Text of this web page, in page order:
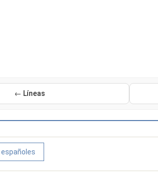
← Líneas